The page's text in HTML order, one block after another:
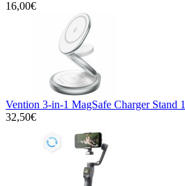
16,00€
Vention 3-in-1 MagSafe Charger Stand
32,50€